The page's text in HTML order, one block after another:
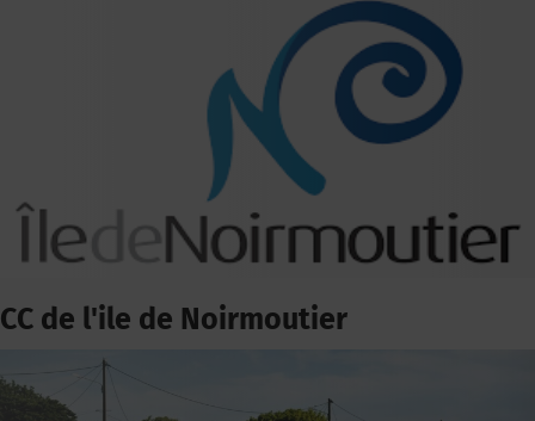
CC de l'ile de Noirmoutier